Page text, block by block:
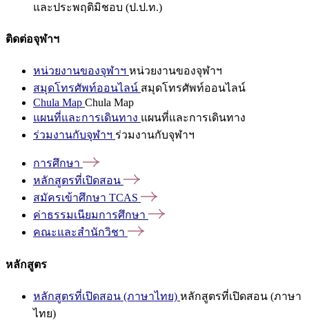
และประพฤติมิชอบ (ป.ป.ท.)
ติดต่อจุฬาฯ
หน่วยงานของจุฬาฯ หน่วยงานของจุฬาฯ
สมุดโทรศัพท์ออนไลน์ สมุดโทรศัพท์ออนไลน์
Chula Map Chula Map
แผนที่และการเดินทาง แผนที่และการเดินทาง
ร่วมงานกับจุฬาฯ ร่วมงานกับจุฬาฯ
การศึกษา
หลักสูตรที่เปิดสอน
สมัครเข้าศึกษา TCAS
ค่าธรรมเนียมการศึกษา
คณะและสำนักวิชา
หลักสูตร
หลักสูตรที่เปิดสอน (ภาษาไทย) หลักสูตรที่เปิดสอน (ภาษา
ไทย)